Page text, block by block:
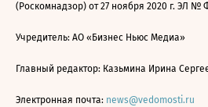
(Роскомнадзор) от 27 ноября 2020 г. ЭЛ №
Учредитель: АО «Бизнес Ньюс Медиа»
Главный редактор: Казьмина Ирина
Электронная почта: news@vedomosti.ru